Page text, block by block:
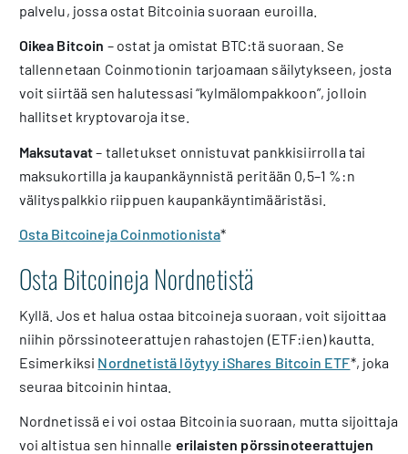
palvelu, jossa ostat Bitcoinia suoraan euroilla.
Oikea Bitcoin – ostat ja omistat BTC:tä suoraan. Se
tallennetaan Coinmotionin tarjoamaan säilytykseen, josta
voit siirtää sen halutessasi “kylmälompakkoon”, jolloin
hallitset kryptovaroja itse.
Maksutavat– talletukset onnistuvat pankkisiirrolla tai
maksukortilla ja kaupankäynnistä peritään 0,5–1 %:n
välityspalkkio riippuen kaupankäyntimääristäsi.
Osta Bitcoineja Coinmotionista*
Osta Bitcoineja Nordnetistä
Kyllä. Jos et halua ostaa bitcoineja suoraan, voit sijoittaa
niihin pörssinoteerattujen rahastojen (ETF:ien) kautta.
Esimerkiksi Nordnetistä löytyy iShares Bitcoin ETF*, joka
seuraa bitcoinin hintaa.
Nordnetissä ei voi ostaa Bitcoinia suoraan, mutta sijoittaja
voi altistua sen hinnalle erilaisten pörssinoteerattujen